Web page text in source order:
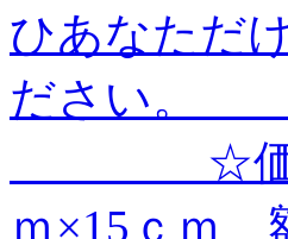
ひあなただ
ださい。 ＿
＿＿＿＿ ☆
ｍ×15ｃｍ